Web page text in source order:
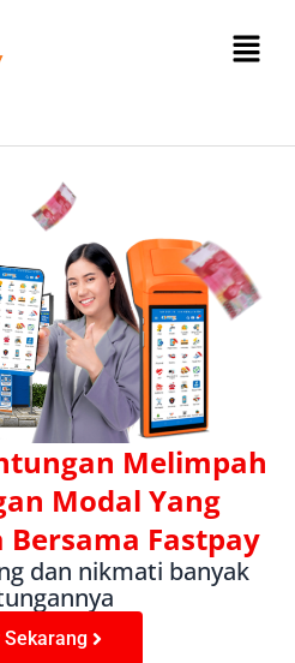
Menu
Melimpah
Modal Yang
Bersama Fastpay
dan nikmati banyak
Sekarang